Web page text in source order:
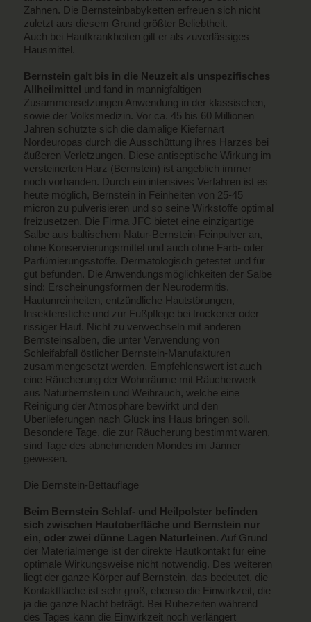
Zahnen. Die Bernsteinbabyketten erfreuen sich nicht
zuletzt aus diesem Grund größter Beliebtheit.
Auch bei Hautkrankheiten gilt er als zuverlässiges
Hausmittel.
Bernstein galt bis in die Neuzeit als unspezifisches
Allheilmittel und fand in mannigfaltigen
Zusammensetzungen Anwendung in der klassischen,
sowie der Volksmedizin. Vor ca. 45 bis 60 Millionen
Jahren schützte sich die damalige Kiefernart
Nordeuropas durch die Ausschüttung ihres Harzes bei
äußeren Verletzungen. Diese antiseptische Wirkung im
versteinerten Harz (Bernstein) ist angeblich immer
noch vorhanden. Durch ein intensives Verfahren ist es
heute möglich, Bernstein in Feinheiten von 25-45
micron zu pulverisieren und so seine Wirkstoffe optimal
freizusetzen. Die Firma JFC bietet eine einzigartige
Salbe aus baltischem Natur-Bernstein-Feinpulver an,
ohne Konservierungsmittel und auch ohne Farb- oder
Parfümierungsstoffe. Dermatologisch getestet und für
gut befunden. Die Anwendungsmöglichkeiten der Salbe
sind: Erscheinungsformen der Neurodermitis,
Hautunreinheiten, entzündliche Hautstörungen,
Insektenstiche und zur Fußpflege bei trockener oder
rissiger Haut. Nicht zu verwechseln mit anderen
Bernsteinsalben, die unter Verwendung von
Schleifabfall östlicher Bernstein-Manufakturen
zusammengesetzt werden. Empfehlenswert ist auch
eine Räucherung der Wohnräume mit Räucherwerk
aus Naturbernstein und Weihrauch, welche eine
Reinigung der Atmosphäre bewirkt und den
Überlieferungen nach Glück ins Haus bringen soll.
Besondere Tage, die zur Räucherung bestimmt waren,
sind Tage des abnehmenden Mondes im Jänner
gewesen.
Die Bernstein-Bettauflage
Beim Bernstein Schlaf- und Heilpolster befinden
sich zwischen Hautoberfläche und Bernstein nur
ein, oder zwei dünne Lagen Naturleinen. Auf Grund
der Materialmenge ist der direkte Hautkontakt für eine
optimale Wirkungsweise nicht notwendig. Des weiteren
liegt der ganze Körper auf Bernstein, das bedeutet, die
Kontaktfläche ist sehr groß, ebenso die Einwirkzeit, die
ja die ganze Nacht beträgt. Bei Ruhezeiten während
des Tages kann die Einwirkzeit noch verlängert